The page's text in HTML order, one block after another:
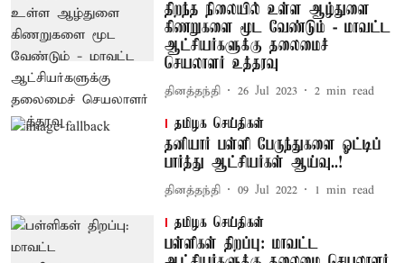
திறந்த நிலையில் உள்ள ஆழ்துளை
கிணறுகளை மூட வேண்டும் - மாவட்ட
ஆட்சியர்களுக்கு தலைமைச்
செயலாளர் உத்தரவு
தினத்தந்தி 26 Jul 2023 2 min read
தமிழக செய்திகள்
தனியார் பள்ளி பேருந்துகளை ஓட்டிப்
பார்த்து ஆட்சியர்கள் ஆய்வு..!
தினத்தந்தி 09 Jul 2022 1 min read
தமிழக செய்திகள்
பள்ளிகள் திறப்பு: மாவட்ட